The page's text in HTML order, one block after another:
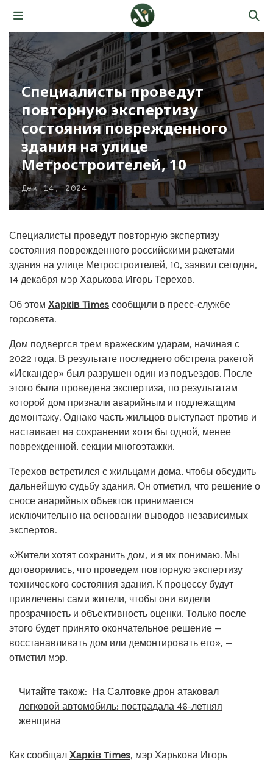
Специалисты проведут
повторную экспертизу
состояния поврежденного
здания на улице
Метростроителей, 10
Дек 14, 2024
Специалисты проведут повторную экспертизу
состояния поврежденного российскими ракетами
здания на улице Метростроителей, 10, заявил сегодня,
14 декабря мэр Харькова Игорь Терехов.
Об этом Харків Times сообщили в пресс-службе
горсовета.
Дом подвергся трем вражеским ударам, начиная с
2022 года. В результате последнего обстрела ракетой
«Искандер» был разрушен один из подъездов. После
этого была проведена экспертиза, по результатам
которой дом признали аварийным и подлежащим
демонтажу. Однако часть жильцов выступает против и
настаивает на сохранении хотя бы одной, менее
поврежденной, секции многоэтажки.
Терехов встретился с жильцами дома, чтобы обсудить
дальнейшую судьбу здания. Он отметил, что решение о
сносе аварийных объектов принимается
исключительно на основании выводов независимых
экспертов.
«Жители хотят сохранить дом, и я их понимаю. Мы
договорились, что проведем повторную экспертизу
технического состояния здания. К процессу будут
привлечены сами жители, чтобы они видели
прозрачность и объективность оценки. Только после
этого будет принято окончательное решение —
восстанавливать дом или демонтировать его», —
отметил мэр.
Читайте також: На Салтовке дрон атаковал
легковой автомобиль: пострадала 46-летняя
женщина
Как сообщал Харків Times, мэр Харькова Игорь